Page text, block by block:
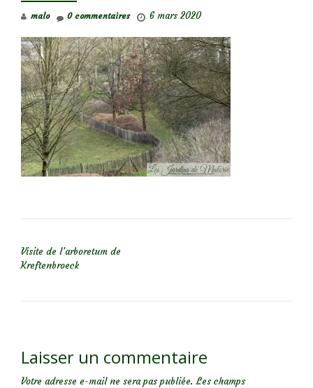
malo 6 mars 2020
0 commentaires
Visite de l’arboretum de
Kreftenbroeck
Laisser un commentaire
Votre adresse e-mail ne sera pas publiée. Les champs